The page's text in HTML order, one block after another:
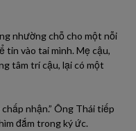
nhường chỗ cho một nỗi
tin vào tai mình. Mẹ cậu,
tâm trí cậu, lại có một
nhận.” Ông Thái tiếp
đắm trong ký ức.